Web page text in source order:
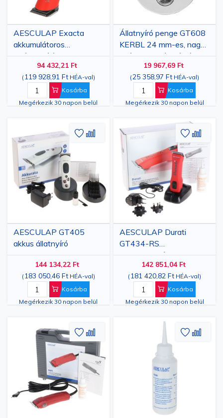
AESCULAP ​​Exacta
akkumulátoros
kisállatnyíró
94 432,21 Ft
( 119 928,91 Ft HÉA-val)
Kosárba
Megérkezik 30 napon belül
Állatnyíró penge GT608
KERBL 24 mm-es, nagy
széntartalmú acélból,
Exacta/Isis
nyírógépekhez
19 967,69 Ft
(25 358,97 Ft HÉA-val)
Kosárba
Megérkezik 30 napon belül
AESCULAP ​​GT405
akkus állatnyíró
144 134,22 Ft
( 183 050,46 Ft HÉA-val)
Kosárba
Hozzáadás
kívánságlistához
Hozzáadás
összehasonlításhoz
Megérkezik 30 napon belül
AESCULAP ​​Durati
GT434-RS
professzionális akkus
állatnyíró142 851,04 Ft
( 181 420,82 Ft HÉA-val)
Kosárba
a
Megérkezik 30 napon belül
Hozzáadás
a
kívánságlistához
Hozzáadás
az
összehasonlításhoz